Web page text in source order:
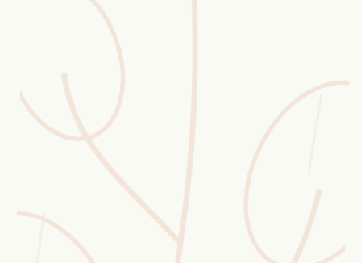
Blüten-Finder
Phänologie-Radar
Vogelstimmen
Gartenplaner
Challenges